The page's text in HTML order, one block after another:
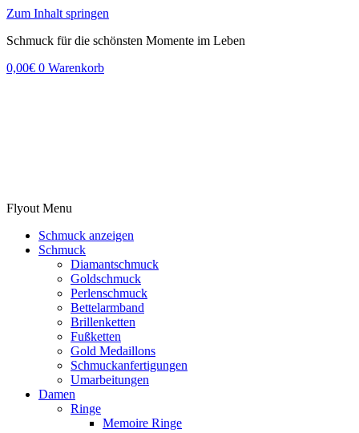
Zum Inhalt springen
Schmuck für die schönsten Momente im Leben
0,00€ 0 Warenkorb
Flyout Menu
Schmuck anzeigen
Schmuck
Diamantschmuck
Goldschmuck
Perlenschmuck
Bettelarmband
Brillenketten
Fußketten
Gold Medaillons
Schmuckanfertigungen
Umarbeitungen
Damen
Ringe
Memoire Ringe